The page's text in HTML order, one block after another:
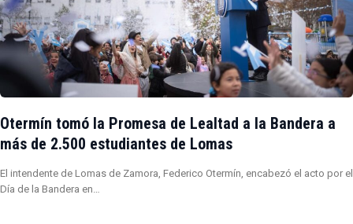
Otermín tomó la Promesa de Lealtad a la Bandera a
más de 2.500 estudiantes de Lomas
El intendente de Lomas de Zamora, Federico Otermín, encabezó el acto por el
Día de la Bandera en…